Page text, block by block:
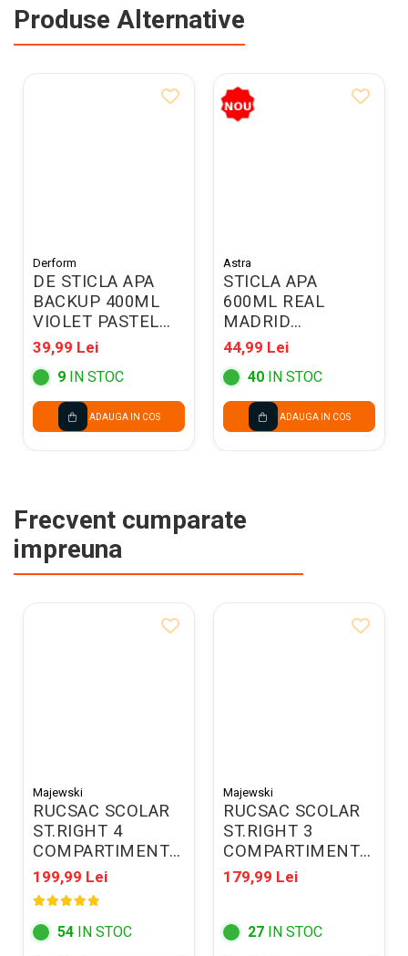
Produse Alternative
Derform
DE STICLA APA
BACKUP 400ML
VIOLET PASTEL
BB7A33
39,99 Lei
9 IN STOC
ADAUGA IN COS
Astra
STICLA APA
600ML REAL
MADRID
511026002
44,99 Lei
40 IN STOC
ADAUGA IN COS
Frecvent cumparate
impreuna
Majewski
RUCSAC SCOLAR
ST.RIGHT 4
COMPARTIMENTE
BP-01 FLOWER
MOOD 697036
199,99 Lei
54 IN STOC
Majewski
RUCSAC SCOLAR
ST.RIGHT 3
COMPARTIMENTE
BP-77 FINAL LAP
697654
179,99 Lei
27 IN STOC